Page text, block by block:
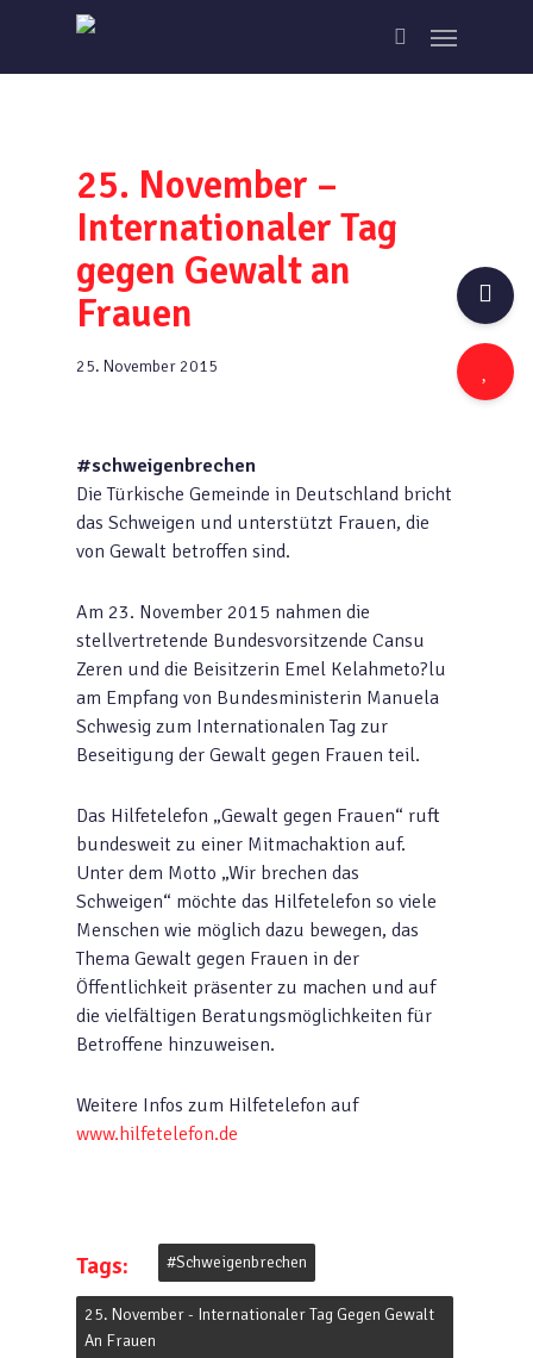
main
search
Menu
25. November –
Internationaler Tag
gegen Gewalt an
Frauen
25. November 2015
#schweigenbrechen
Die Türkische Gemeinde in Deutschland bricht
das Schweigen und unterstützt Frauen, die
von Gewalt betroffen sind.
Am 23. November 2015 nahmen die
stellvertretende Bundesvorsitzende Cansu
Zeren und die Beisitzerin Emel Kelahmeto?lu
am Empfang von Bundesministerin Manuela
Schwesig zum Internationalen Tag zur
Beseitigung der Gewalt gegen Frauen teil.
Das Hilfetelefon „Gewalt gegen Frauen“ ruft
bundesweit zu einer Mitmachaktion auf.
Unter dem Motto „Wir brechen das
Schweigen“ möchte das Hilfetelefon so viele
Menschen wie möglich dazu bewegen, das
Thema Gewalt gegen Frauen in der
Öffentlichkeit präsenter zu machen und auf
die vielfältigen Beratungsmöglichkeiten für
Betroffene hinzuweisen.
Weitere Infos zum Hilfetelefon auf
www.hilfetelefon.de
Tags: #schweigenbrechen
25. November - Internationaler Tag Gegen Gewalt
An Frauen